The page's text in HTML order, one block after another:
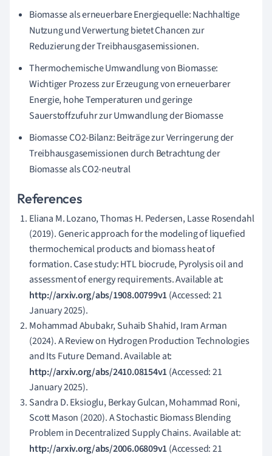
Biomasse als erneuerbare Energiequelle: Nachhaltige
Nutzung und Verwertung bietet Chancen zur
Reduzierung der Treibhausgasemissionen.
Thermochemische Umwandlung von Biomasse:
Wichtiger Prozess zur Erzeugung von erneuerbarer
Energie, hohe Temperaturen und geringe
Sauerstoffzufuhr zur Umwandlung der Biomasse
Biomasse CO2-Bilanz: Beiträge zur Verringerung der
Treibhausgasemissionen durch Betrachtung der
Biomasse als CO2-neutral
References
Eliana M. Lozano, Thomas H. Pedersen, Lasse Rosendahl
(2019). Generic approach for the modeling of liquefied
thermochemical products and biomass heat of
formation. Case study: HTL biocrude, Pyrolysis oil and
assessment of energy requirements. Available at:
http://arxiv.org/abs/1908.00799v1(Accessed: 21
January 2025).
Mohammad Abubakr, Suhaib Shahid, Iram Arman
(2024). A Review on Hydrogen Production Technologies
and Its Future Demand. Available at:
http://arxiv.org/abs/2410.08154v1(Accessed: 21
January 2025).
Sandra D. Eksioglu, Berkay Gulcan, Mohammad Roni,
Scott Mason (2020). A Stochastic Biomass Blending
Problem in Decentralized Supply Chains. Available at:
http://arxiv.org/abs/2006.06809v1(Accessed: 21